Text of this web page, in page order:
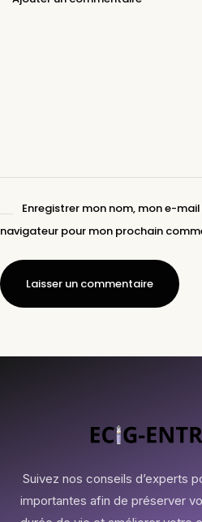
Enregistrer mon nom, mon e-
navigateur pour mon prochain
Laisser un commentaire
Suivez nos conseils d’experts
importantes afin de préserver